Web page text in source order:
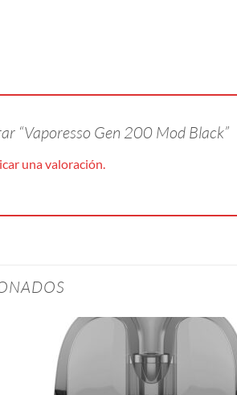
“Vaporesso Gen 200 Mod Black”
una valoración.